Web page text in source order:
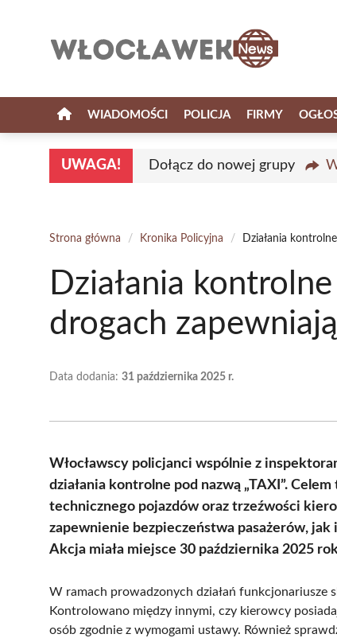
WIADOMOŚCI POLICJA FIRMY
UWAGA! Dołącz do nowej grupy
Strona główna / Kronika Policyjna / Działania
Działania kontrolne
drogach
Data dodania: 31 października 2025 r.
Włocławscy policjanci wspólnie z
działania kontrolne pod nazwą „TAXI”.
technicznego pojazdów oraz trzeźwości
zapewnienie bezpieczeństwa pasażerów,
Akcja miała miejsce 30 października 2025
W ramach prowadzonych działań
Kontrolowano między innymi, czy kierowcy
osób zgodnie z wymogami ustawy. Również